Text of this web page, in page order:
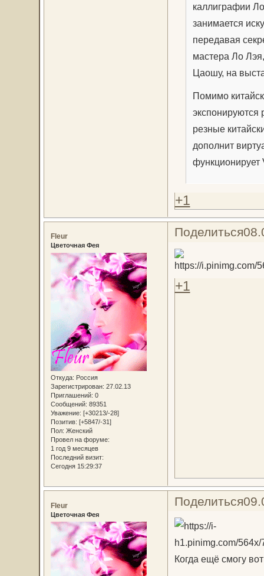
каллиграфии
занимается
передавая
мастера Ло
Цаошу, на
Помимо
экспонируются
резные
дополнит
функционирует
+1
Поделиться
Fleur
Цветочная Фея
Откуда: Россия
Зарегистрирован: 27.02.13
Приглашений: 0
Сообщений: 89351
Уважение: [+30213/-28]
Позитив: [+5847/-31]
Пол: Женский
Провел на форуме:
1 год 9 месяцев
Последний визит:
Сегодня 15:29:37
+1
Поделиться
Fleur
Цветочная Фея
Когда ещё смогу